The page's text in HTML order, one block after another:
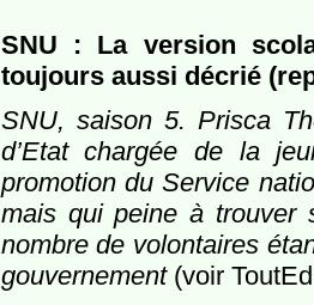
SNU : La version
toujours aussi décrié
SNU, saison 5. Prisca
d’Etat chargée de la
promotion du Service
mais qui peine à trouver
nombre de volontaires
gouvernement (voir